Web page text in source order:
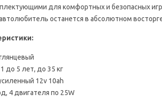
для комфортных и безопасных игр.
останется в абсолютном
до 5 лет, до 35 кг
12v 10ah
4 двигателя по 25W